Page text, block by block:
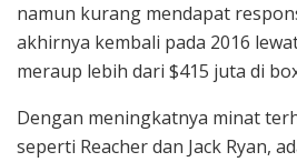
namun kurang mendapat
akhirnya kembali pada 2016
meraup lebih dari $415 juta di
Dengan meningkatnya minat
seperti Reacher dan Jack Ryan,